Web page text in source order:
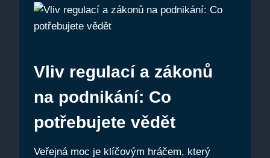
Vliv regulací a zákonů
na podnikání: Co
potřebujete vědět
Veřejná moc je klíčovým hráčem, který